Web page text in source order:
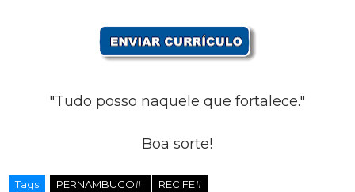
"Tudo posso naquele que fortalece."
Boa sorte!
Tags PERNAMBUCO# RECIFE#